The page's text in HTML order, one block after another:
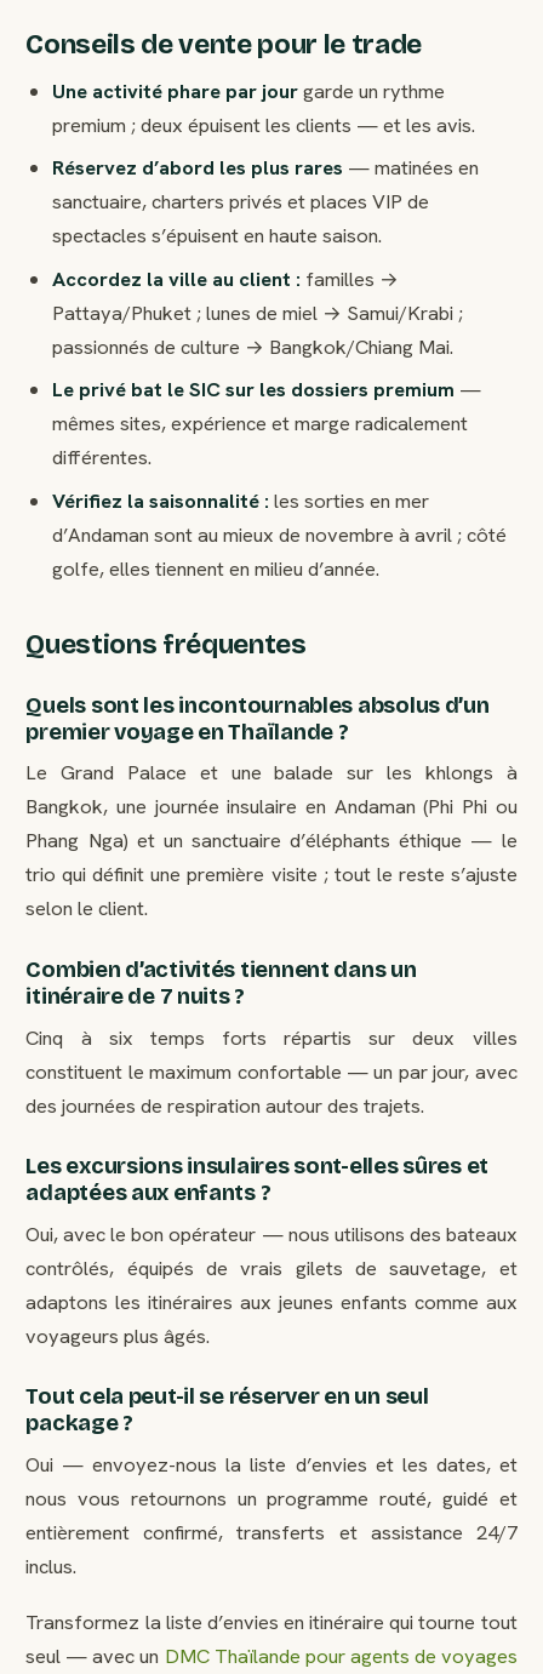
Conseils de vente pour le trade
Une activité phare par jourgarde un rythme
premium ; deux épuisent les clients — et les avis.
Réservez d’abord les plus rares — matinées en
sanctuaire, charters privés et places VIP de
spectacles s’épuisent en haute saison.
Accordez la ville au client : familles →
Pattaya/Phuket ; lunes de miel → Samui/Krabi ;
passionnés de culture → Bangkok/Chiang Mai.
Le privé bat le SIC sur les dossiers premium —
mêmes sites, expérience et marge radicalement
différentes.
Vérifiez la saisonnalité : les sorties en mer
d’Andaman sont au mieux de novembre à avril ; côté
golfe, elles tiennent en milieu d’année.
Questions fréquentes
Quels sont les incontournables absolus d’un
premier voyage en Thaïlande ?
Le Grand Palace et une balade sur les khlongs à
Bangkok, une journée insulaire en Andaman (Phi Phi ou
Phang Nga) et un sanctuaire d’éléphants éthique — le
trio qui définit une première visite ; tout le reste s’ajuste
selon le client.
Combien d’activités tiennent dans un
itinéraire de 7 nuits ?
Cinq à six temps forts répartis sur deux villes
constituent le maximum confortable — un par jour, avec
des journées de respiration autour des trajets.
Les excursions insulaires sont-elles sûres et
adaptées aux enfants ?
Oui, avec le bon opérateur — nous utilisons des bateaux
contrôlés, équipés de vrais gilets de sauvetage, et
adaptons les itinéraires aux jeunes enfants comme aux
voyageurs plus âgés.
Tout cela peut-il se réserver en un seul
package ?
Oui — envoyez-nous la liste d’envies et les dates, et
nous vous retournons un programme routé, guidé et
entièrement confirmé, transferts et assistance 24/7
inclus.
Transformez la liste d’envies en itinéraire qui tourne tout
seul — avec un DMC Thaïlande pour agents de voyages